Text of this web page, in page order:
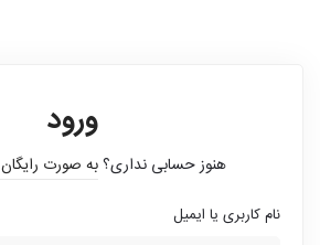
ورود
هنوز حسابی نداری؟به صورت
نام کاربری یا ایمیل